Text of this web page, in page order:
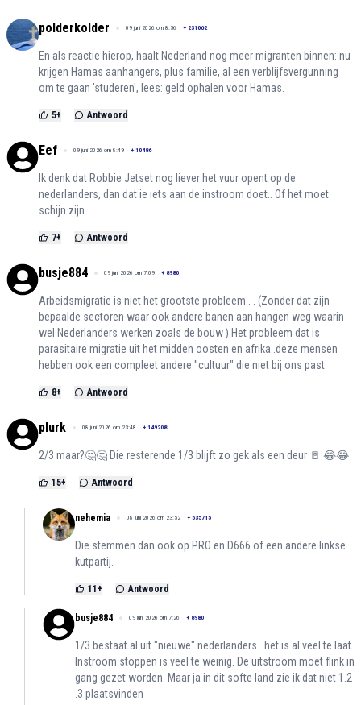
polderkolder 09 juni 2026 om 8:56 + 231062
En als reactie hierop, haalt Nederland nog meer migranten binnen: nu
krijgen Hamas aanhangers, plus familie, al een verblijfsvergunning
om te gaan 'studeren', lees: geld ophalen voor Hamas.
5+ Antwoord
Eef 09 juni 2026 om 8:49 + 10486
Ik denk dat Robbie Jetset nog liever het vuur opent op de
nederlanders, dan dat ie iets aan de instroom doet.. Of het moet
schijn zijn.
7+ Antwoord
busje884 09 juni 2026 om 7:09 + 8980
Arbeidsmigratie is niet het grootste probleem.. . (Zonder dat zijn
bepaalde sectoren waar ook andere banen aan hangen weg waarin
wel Nederlanders werken zoals de bouw ) Het probleem dat is
parasitaire migratie uit het midden oosten en afrika..deze mensen
hebben ook een compleet andere "cultuur" die niet bij ons past
8+ Antwoord
plurk 08 juni 2026 om 23:48 + 149208
2/3 maar?🤔🤔 Die resterende 1/3 blijft zo gek als een deur 🚪 😂😂
15+ Antwoord
nehemia 08 juni 2026 om 23:52 + 535715
Die stemmen dan ook op PRO en D666 of een andere linkse
kutpartij.
11 + Antwoord
busje884 09 juni 2026 om 7:26 + 8980
1/3 bestaat al uit "nieuwe" nederlanders.. het is al veel te laat.
Instroom stoppen is veel te weinig. De uitstroom moet flink in
gang gezet worden. Maar ja in dit softe land zie ik dat niet 1.2
.3 plaatsvinden